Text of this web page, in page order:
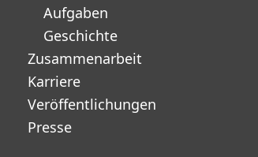
Aufgaben
Geschichte
Zusammenarbeit
Karriere
Veröffentlichungen
Presse